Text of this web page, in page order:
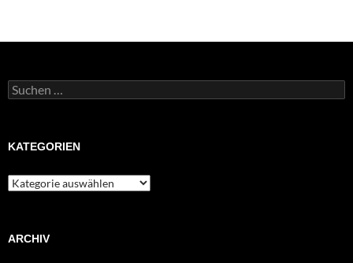
Suchen
nach:
KATEGORIEN
Kategorien
ARCHIV